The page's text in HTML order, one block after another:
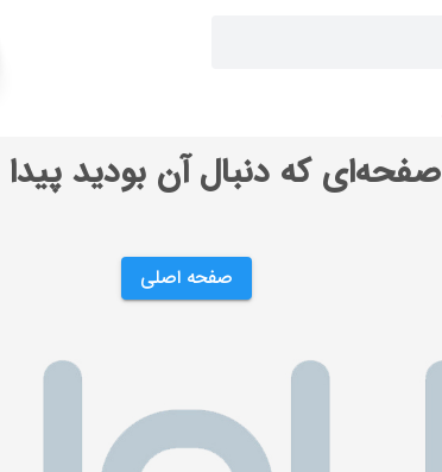
صفحه‌ای که دنبال آن بودید
صفحه اصلی